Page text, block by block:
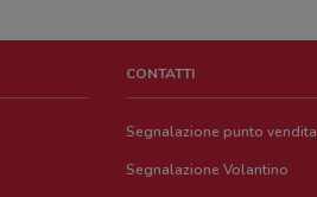
CONTATTI
Segnalazione punto vendita
Segnalazione Volantino